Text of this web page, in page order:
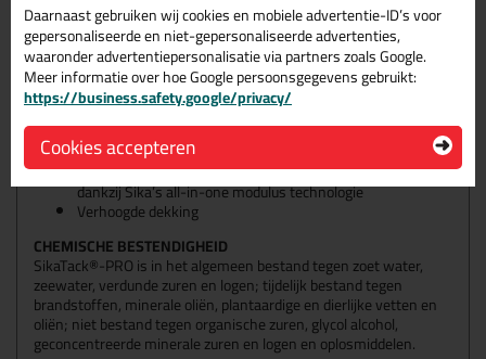
Eigenschappen
30 minutes Minimum Wegrijtijd, volgens de 95th
percentiel FMVSS 212 standaard
Maakt snelle en robuuste ADAS kalibratie mogelijk
Beste toepassingseigenschappen in deze klasse
Automotive OEMkwaliteit
Compatible met het Black-Primerless en All Black
installatie proces
Compatible met alle geproduceerde personenauto's,
dankzij Sika’s all-in-one modulus technologie
Verhoogde dekking
CHEMISCHE BESTENDIGHEID
SikaTack®-PRO is in het algemeen bestand tegen zoet water,
zeewater, verdunde zuren en logen; tijdelijk bestand tegen
brandstoffen, minerale oliën, plantaardige en dierlijke vetten en
oliën; niet bestand tegen organische zuren, glycol alcohol,
geconcentreerde minerale zuren en logen en oplosmiddelen.
Daarnaast gebruiken wij cookies en mobiele advertentie-ID’s voor
gepersonaliseerde en niet-gepersonaliseerde advertenties,
waaronder advertentiepersonalisatie via partners zoals Google.
Meer informatie over hoe Google persoonsgegevens gebruikt:
https://business.safety.google/privacy/
Cookies accepteren